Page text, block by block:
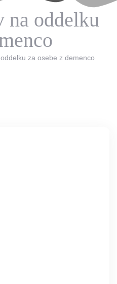
na oddelku
za osebe z demenco